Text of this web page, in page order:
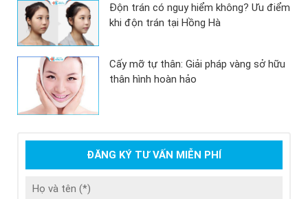
Độn trán có nguy hiểm không? Ưu điểm
khi độn trán tại Hồng Hà
Cấy mỡ tự thân: Giải pháp vàng sở hữu
thân hình hoàn hảo
ĐĂNG KÝ TƯ VẤN MIỄN PHÍ